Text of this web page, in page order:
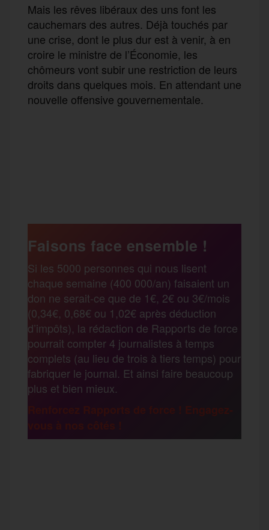
Mais les rêves libéraux des uns font les
cauchemars des autres. Déjà touchés par
une crise, dont le plus dur est à venir, à en
croire le ministre de l’Économie, les
chômeurs vont subir une restriction de leurs
droits dans quelques mois. En attendant une
nouvelle offensive gouvernementale.
b
o
o
k
t
e
r
l
s
a
g
e
m
r
t
a
g
e
Faisons face ensemble !
Si les 5000 personnes qui nous lisent
chaque semaine (400 000/an) faisaient un
don ne serait-ce que de 1€, 2€ ou 3€/mois
(0,34€, 0,68€ ou 1,02€ après déduction
d’impôts), la rédaction de Rapports de force
pourrait compter 4 journalistes à temps
complets (au lieu de trois à tiers temps) pour
fabriquer le journal. Et ainsi faire beaucoup
plus et bien mieux.
Renforcez Rapports de force ! Engagez-
vous à nos côtés !